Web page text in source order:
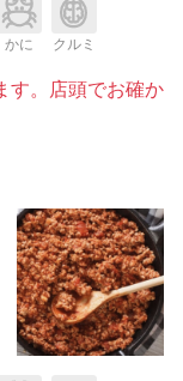
かに クルミ
す。店頭でお確か